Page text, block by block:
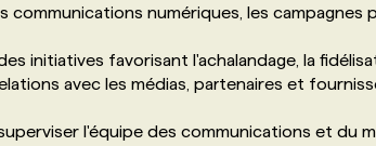
communications numériques, les
initiatives favorisant l'achalandage, la
avec les médias, partenaires et
l'équipe des communications et du